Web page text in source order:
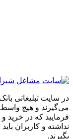
بانک
و هیچ واسطه‌ای در
که در خرید و فروشِ
کاربران باید